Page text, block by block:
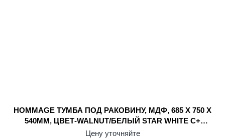
HOMMAGE ТУМБА ПОД РАКОВИНУ, МДФ, 685 X 750 X
540ММ, ЦВЕТ-WALNUT/БЕЛЫЙ STAR WHITE С+
899500R2
Цену уточняйте